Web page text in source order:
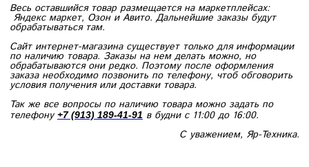
Весь оставшийся товар размещается на маркетплейсах:
Яндекс маркет, Озон и Авито. Дальнейшие заказы будут
обрабатываться там.
Сайт интернет-магазина существует только для информации
по наличию товара. Заказы на нем делать можно, но
обрабатываются они редко. Поэтому после оформления
заказа необходимо позвонить по телефону, чтоб обговорить
условия получения или доставки товара.
Так же все вопросы по наличию товара можно задать по
телефону+7 (913) 189-41-91 в будни с 11:00 до 16:00.
С уважением, Яр-Техника.